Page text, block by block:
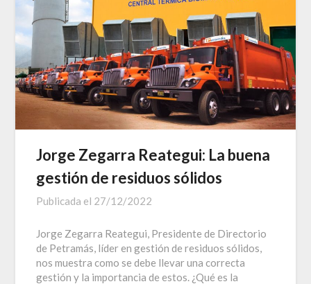
Jorge Zegarra Reategui: La buena
gestión de residuos sólidos
Publicada el 27/12/2022
Jorge Zegarra Reategui, Presidente de Directorio
de Petramás, líder en gestión de residuos sólidos,
nos muestra como se debe llevar una correcta
gestión y la importancia de estos. ¿Qué es la